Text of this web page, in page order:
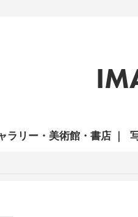
ラリー・美術館・書店